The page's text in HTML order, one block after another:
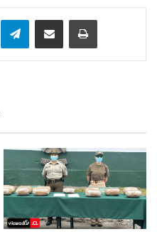
TelegramEnviar vía email Imprimir